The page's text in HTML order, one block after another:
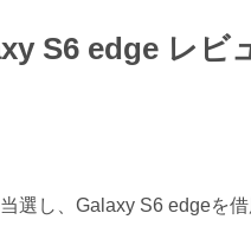
S6 edge レビ
し、Galaxy S6 edgeを借